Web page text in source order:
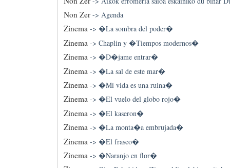
Non Zer-> Agenda
Zinema-> �La sombra del poder�
Zinema -> Chaplin y �Tiempos modernos�
Zinema-> �D�jame entrar�
Zinema -> �La sal de este mar�
Zinema-> �Mi vida es una ruina�
Zinema-> �El vuelo del globo rojo�
Zinema -> �El kaseron�
Zinema-> �La monta�a embrujada�
Zinema -> �El frasco�
Zinema-> �Naranjo en flor�